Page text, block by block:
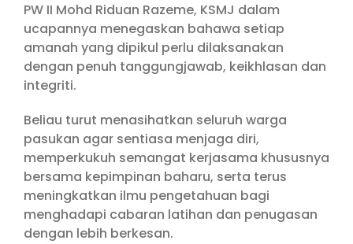
PW II Mohd Riduan Razeme, KSMJ dalam
ucapannya menegaskan bahawa setiap
amanah yang dipikul perlu dilaksanakan
dengan penuh tanggungjawab, keikhlasan dan
integriti.
Beliau turut menasihatkan seluruh warga
pasukan agar sentiasa menjaga diri,
memperkukuh semangat kerjasama khususnya
bersama kepimpinan baharu, serta terus
meningkatkan ilmu pengetahuan bagi
menghadapi cabaran latihan dan penugasan
dengan lebih berkesan.